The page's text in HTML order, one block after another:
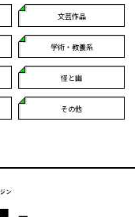
文芸作品
学術・教養系
怪と幽
その他